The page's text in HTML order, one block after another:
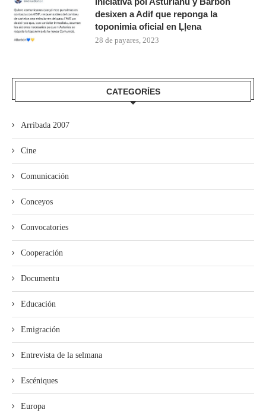
desixen a Adif que reponga la
toponimia oficial en Ḷḷena
28 de payares, 2023
CATEGORÍES
Arribada 2007
Cine
Comunicación
Conceyos
Convocatories
Cooperación
Documentu
Educación
Emigración
Entrevista de la selmana
Escéniques
Europa